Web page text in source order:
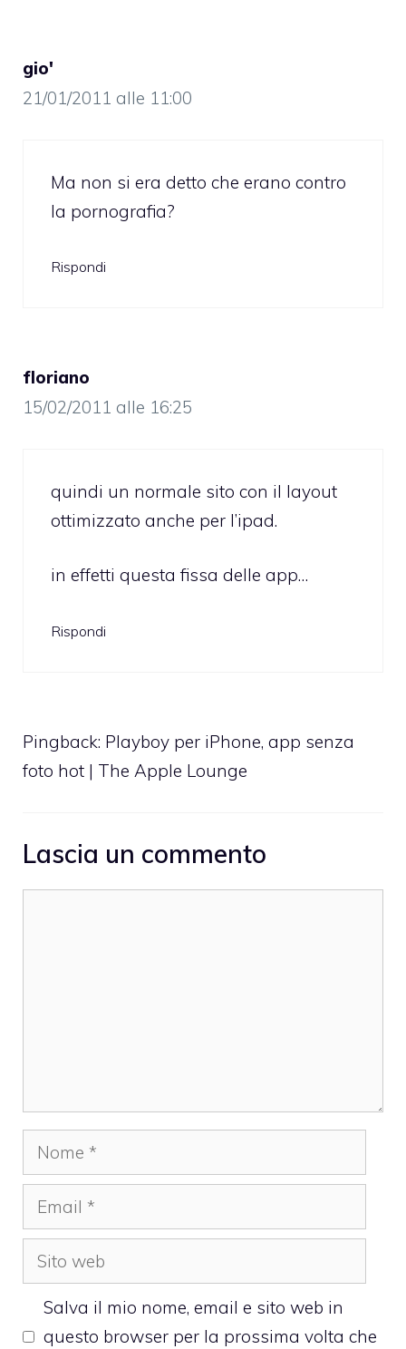
gio'
21/01/2011 alle 11:00
Ma non si era detto che erano contro
la pornografia?
Rispondi
floriano
15/02/2011 alle 16:25
quindi un normale sito con il layout
ottimizzato anche per l’ipad.
in effetti questa fissa delle app…
Rispondi
Pingback: Playboy per iPhone, app senza
foto hot | The Apple Lounge
Lascia un commento
Nome
Email
Sito
web
Salva il mio nome, email e sito web in
questo browser per la prossima volta che